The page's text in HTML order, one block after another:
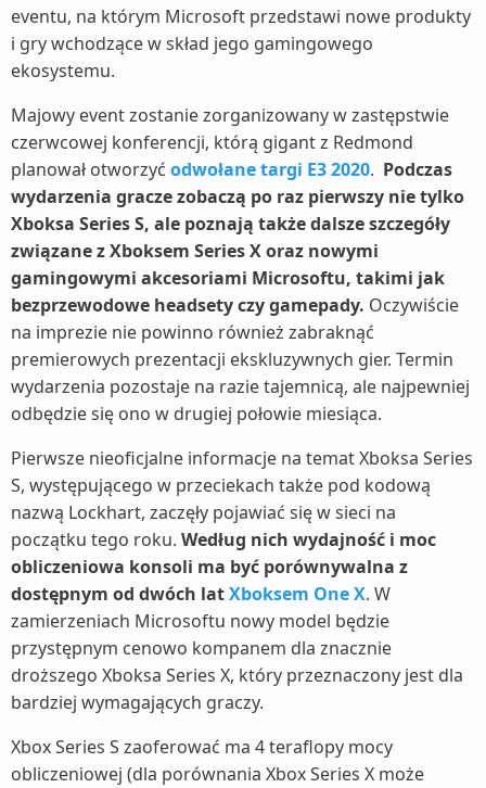
eventu, na którym Microsoft przedstawi nowe produkty
i gry wchodzące w skład jego gamingowego
ekosystemu.
Majowy event zostanie zorganizowany w zastępstwie
czerwcowej konferencji, którą gigant z Redmond
planował otworzyć odwołane targi E3 2020. Podczas
wydarzenia gracze zobaczą po raz pierwszy nie tylko
Xboksa Series S, ale poznają także dalsze szczegóły
związane z Xboksem Series X oraz nowymi
gamingowymi akcesoriami Microsoftu, takimi jak
bezprzewodowe headsety czy gamepady. Oczywiście
na imprezie nie powinno również zabraknąć
premierowych prezentacji ekskluzywnych gier. Termin
wydarzenia pozostaje na razie tajemnicą, ale najpewniej
odbędzie się ono w drugiej połowie miesiąca.
Pierwsze nieoficjalne informacje na temat Xboksa Series
S, występującego w przeciekach także pod kodową
nazwą Lockhart, zaczęły pojawiać się w sieci na
początku tego roku. Według nich wydajność i moc
obliczeniowa konsoli ma być porównywalna z
dostępnym od dwóch latXboksem One X. W
zamierzeniach Microsoftu nowy model będzie
przystępnym cenowo kompanem dla znacznie
droższego Xboksa Series X, który przeznaczony jest dla
bardziej wymagających graczy.
Xbox Series S zaoferować ma 4 teraflopy mocy
obliczeniowej (dla porównania Xbox Series X może